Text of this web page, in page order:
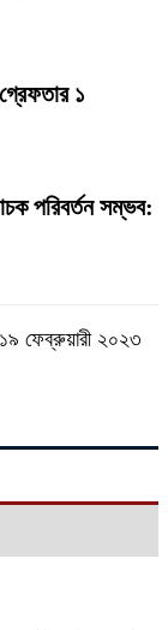
১
পরিবর্তন সম্ভব:
ফেব্রুয়ারী ২০২৩